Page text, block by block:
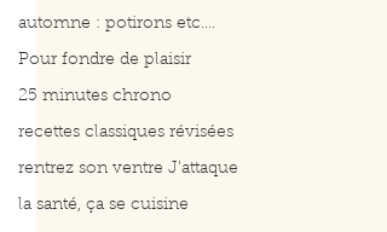
automne : potirons etc....
Pour fondre de plaisir
25 minutes chrono
recettes classiques révisées
rentrez son ventre J'attaque
la santé, ça se cuisine